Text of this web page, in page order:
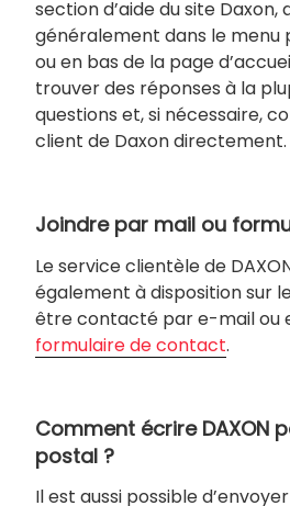
section d’aide du site Daxon,
généralement dans le menu
ou en bas de la page
trouver des réponses à la
questions et, si nécessaire,
client de Daxon directement.
Joindre par mail ou
Le service clientèle de
également à disposition sur
être contacté par e-mail ou
formulaire de contact.
Comment écrire DAXON
postal ?
Il est aussi possible